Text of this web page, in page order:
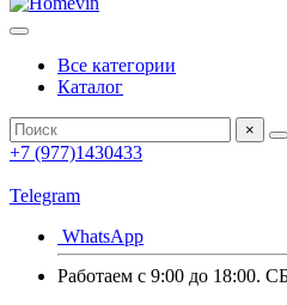
Все категории
Каталог
×
+7 (977)1430433
Telegram
WhatsApp
Работаем с 9:00 до 18:00.